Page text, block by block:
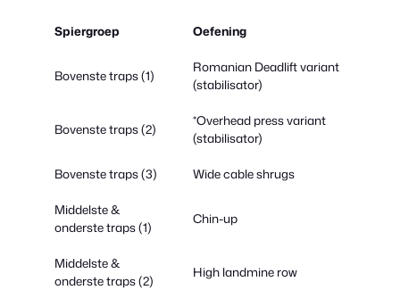
Spiergroep Oefening
Bovenste traps (1)
Romanian Deadlift variant
(stabilisator)
Bovenste traps (2)
*Overhead press variant
(stabilisator)
Bovenste traps (3) Wide cable shrugs
Middelste &
onderste traps (1)
Chin-up
Middelste &
onderste traps (2)
High landmine row